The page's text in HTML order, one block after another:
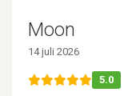
Moon
14 juli 2026
5.0